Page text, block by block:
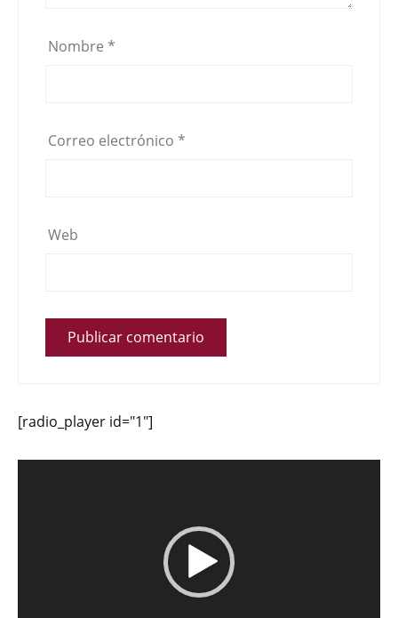
Nombre *
Correo electrónico *
Web
[radio_player id="1"]